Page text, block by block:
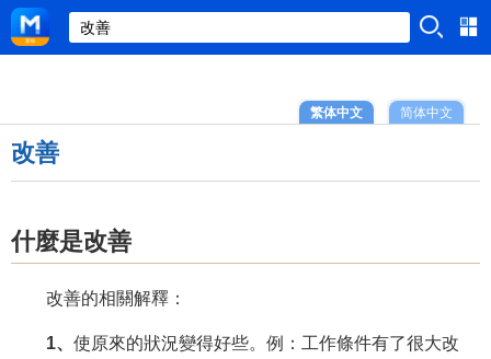
简体中文
繁体中文
改善
什麼是改善
改善的相關解釋：
1、 使原來的狀況變得好些。例：工作條件有了很大改